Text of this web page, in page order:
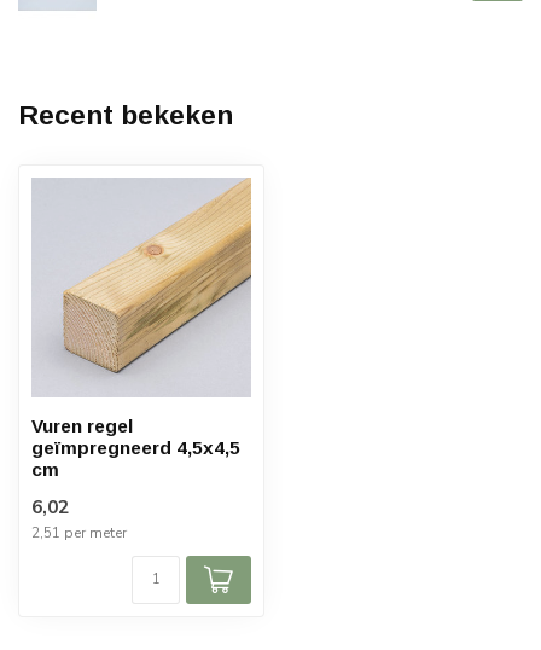
Recent bekeken
Vuren regel
geïmpregneerd 4,5x4,5
cm
6,02
2,51 per meter